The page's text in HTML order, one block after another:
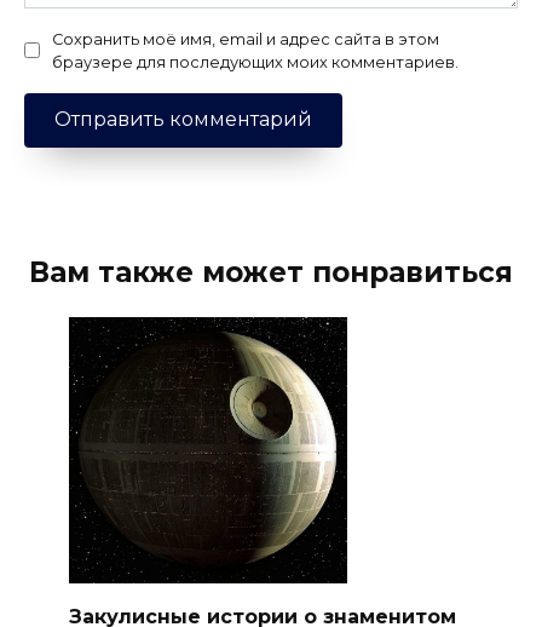
Сохранить моё имя, email и адрес сайта в этом
браузере для последующих моих комментариев.
Вам также может понравиться
Закулисные истории о знаменитом